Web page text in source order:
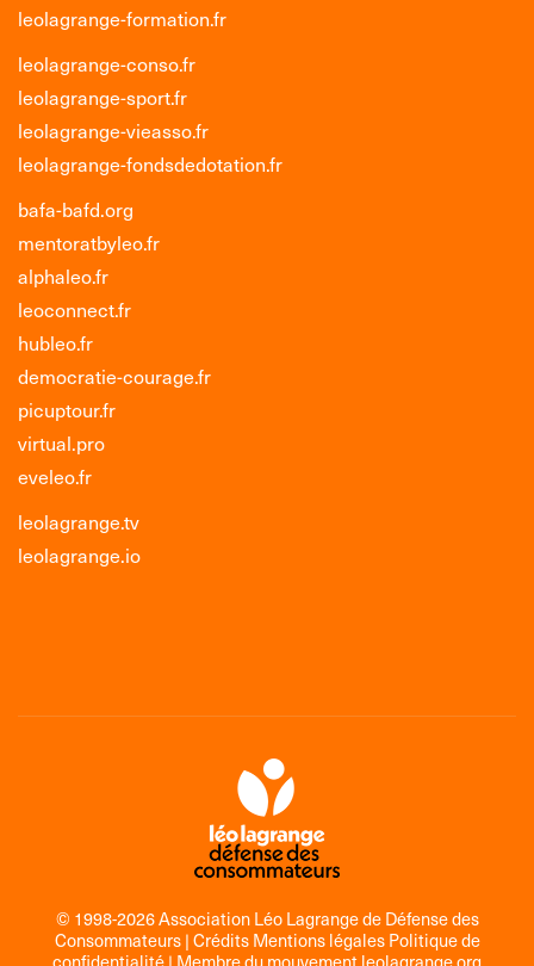
leolagrange-formation.fr
leolagrange-conso.fr
leolagrange-sport.fr
leolagrange-vieasso.fr
leolagrange-fondsdedotation.fr
bafa-bafd.org
mentoratbyleo.fr
alphaleo.fr
leoconnect.fr
hubleo.fr
democratie-courage.fr
picuptour.fr
virtual.pro
eveleo.fr
leolagrange.tv
leolagrange.io
© 1998-2026 Association Léo Lagrange de Défense des
Consommateurs | Crédits Mentions légales Politique de
confidentialité | Membre du mouvement leolagrange.org